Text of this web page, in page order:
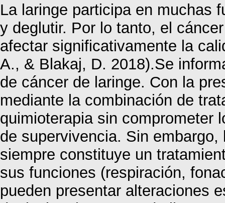
La laringe participa en muchas
y deglutir. Por lo tanto, el
afectar significativamente la
A., & Blakaj, D. 2018).Se
de cáncer de laringe. Con la
mediante la combinación de
quimioterapia sin comprometer
de supervivencia. Sin
siempre constituye un
sus funciones (respiración,
pueden presentar alteraciones